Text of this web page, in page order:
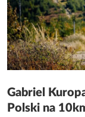
Gabriel
Polski na